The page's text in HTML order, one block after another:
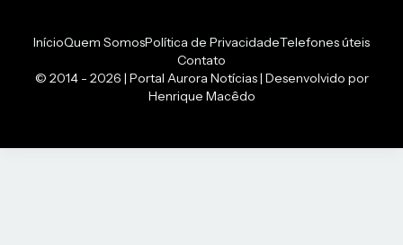
© 2014 - 2026 | Portal Aurora Notícias | Desenvolvido por
Henrique Macêdo
InícioQuem SomosPolítica de PrivacidadeTelefones úteis
Contato